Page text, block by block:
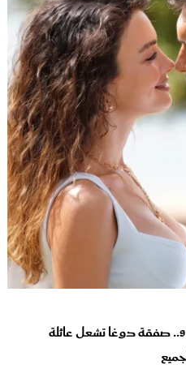
مسلسل قانون الطبيعة الحلقة 9.. صفقة دوغا تشعل عائلة